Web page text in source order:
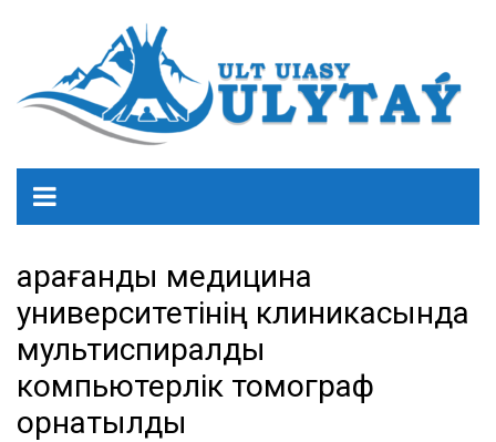
Қарағанды медицина
университетінің клиникасында
мультиспиралды
компьютерлік томограф
орнатылды